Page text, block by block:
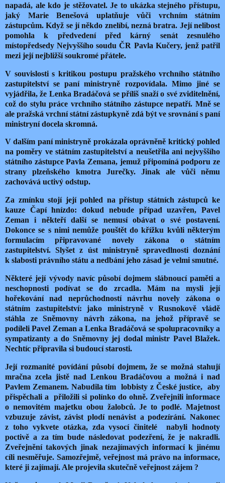
napadá, ale kdo je stěžovatel. Je to ukázka stejného přístupu,
jaký Marie Benešová uplatňuje vůči vrchním státním
zástupcům. Když se jí někdo znelíbí, nezná bratra. Její nelibost
pomohla k předvedení před kárný senát zesnulého
místopředsedy Nejvyššího soudu ČR Pavla Kučery, jenž patřil
mezi její nejbližší soukromé přátele.
V souvislosti s kritikou postupu pražského vrchního státního
zastupitelství se paní ministryně rozpovídala. Mimo jiné se
vyjádřila, že Lenka Bradáčová se příliš snaží o své zviditelnění,
což do stylu práce vrchního státního zástupce nepatří. Mně se
ale pražská vrchní státní zástupkyně zdá být ve srovnání s paní
ministryní docela skromná.
V dalším paní ministryně prokázala oprávněně kritický pohled
na poměry ve státním zastupitelství a neušetřila ani nejvyššího
státního zástupce Pavla Zemana, jemuž připomíná podporu ze
strany plzeňského kmotra Jurečky. Jinak ale vůči němu
zachovává uctivý odstup.
Za zmínku stojí její pohled na přístup státních zástupců ke
kauze Čapí hnízdo: dokud nebude případ uzavřen, Pavel
Zeman i někteří další se nemusí obávat o své postavení.
Dokonce se s nimi nemůže pouštět do křížku kvůli některým
formulacím připravované novely zákona o státním
zastupitelství. Slyšet z úst ministryně spravedlnosti doznání
k slabosti právního státu a nedbání jeho zásad je velmi smutné.
Některé její vývody navíc působí dojmem slábnoucí paměti a
neschopnosti podívat se do zrcadla. Mám na mysli její
hořekování nad neprůchodností návrhu novely zákona o
státním zastupitelství: jako ministryně v Rusnokově vládě
stáhla ze Sněmovny návrh zákona, na jehož přípravě se
podíleli Pavel Zeman a Lenka Bradáčová se spolupracovníky a
sympatizanty a do Sněmovny jej dodal ministr Pavel Blažek.
Nechtíc připravila si budoucí starosti.
Její rozmanité povídání působí dojmem, že se možná stahují
mračna zcela jistě nad Lenkou Bradáčovou a možná i nad
Pavlem Zemanem. Nabudila tím lobbisty z České justice, aby
přispěchali a přiložili si polínko do ohně. Zveřejnili informace
o nemovitém majetku obou žalobců. Je to podlé. Majetnost
vzbuzuje závist, závist plodí nenávist a podezírání. Nakonec
z toho vykvete otázka, zda vysocí činitelé nabyli hodnoty
poctivě a za tím bude následovat podezření, že je nakradli.
Zveřejnění takových jinak nezajímavých informací k jinému
cíli nesměřuje. Samozřejmě, veřejnost má právo na informace,
které ji zajímají. Ale projevila skutečně veřejnost zájem ?